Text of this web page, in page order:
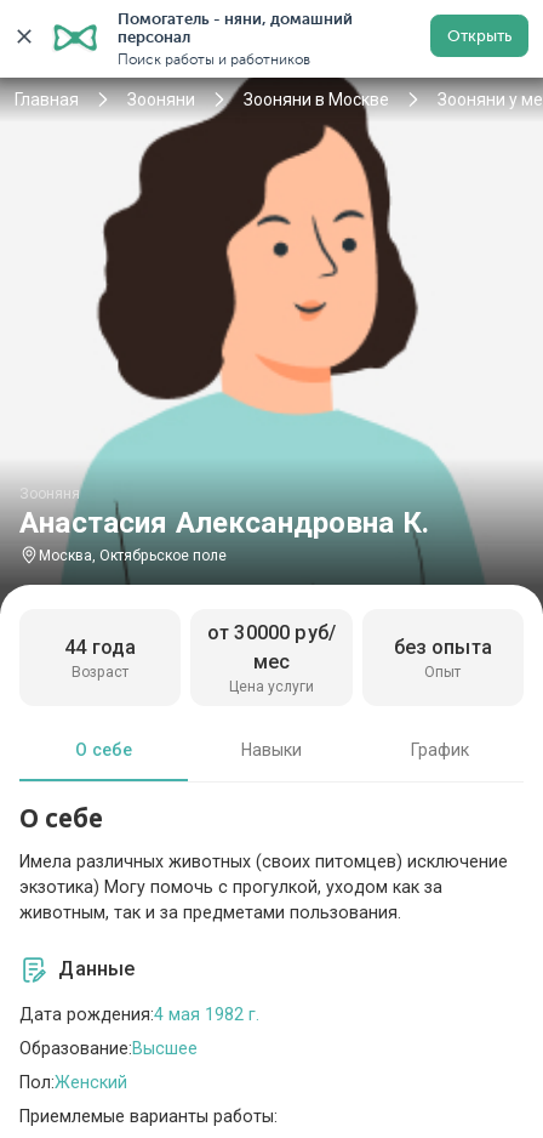
Помогатель - няни, домашний
персонал
Поиск работы и работников
Открыть
Регистрация
Главная Зооняни Зооняни в Москве Зооняни у
Анастасия Александровна К.
Зооняня
Москва, Октябрьское поле
Возраст
44 года
Цена услуги
от 30000 руб/
мес
Опыт
без опыта
О себе Навыки График
О себе
Имела различных животных (своих питомцев) исключение
экзотика) Могу помочь с прогулкой, уходом как за
животным, так и за предметами пользования.
Данные
Дата рождения:4 мая 1982 г.
Образование:Высшее
Пол:Женский
Приемлемые варианты работы: